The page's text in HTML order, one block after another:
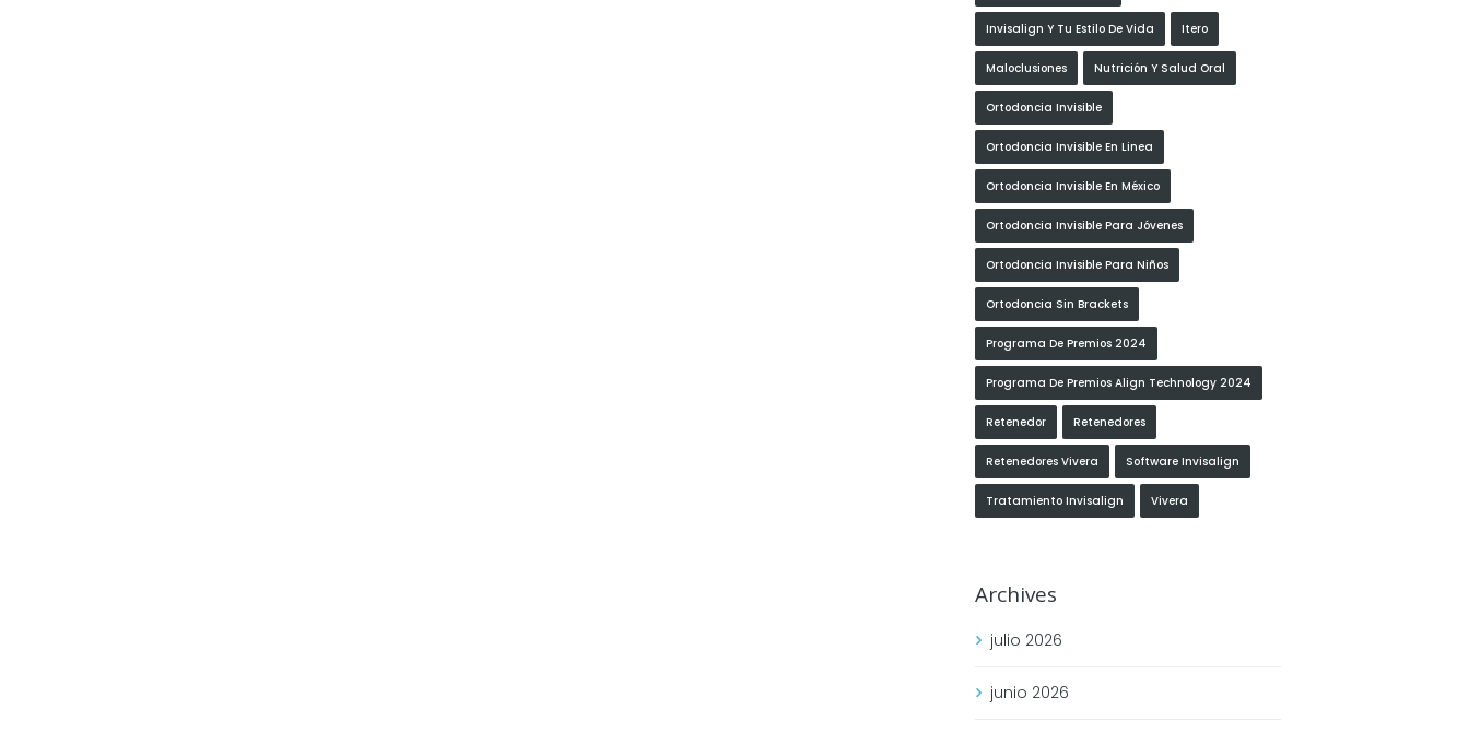
Invisalign Y Tu Estilo De Vida Itero
Maloclusiones Nutrición Y Salud Oral
Ortodoncia Invisible
Ortodoncia Invisible En Linea
Ortodoncia Invisible En México
Ortodoncia Invisible Para Jóvenes
Ortodoncia Invisible Para Niños
Ortodoncia Sin Brackets
Programa De Premios 2024
Programa De Premios Align Technology 2024
Retenedor Retenedores
Retenedores Vivera Software Invisalign
Tratamiento Invisalign Vivera
Archives
julio 2026
junio 2026